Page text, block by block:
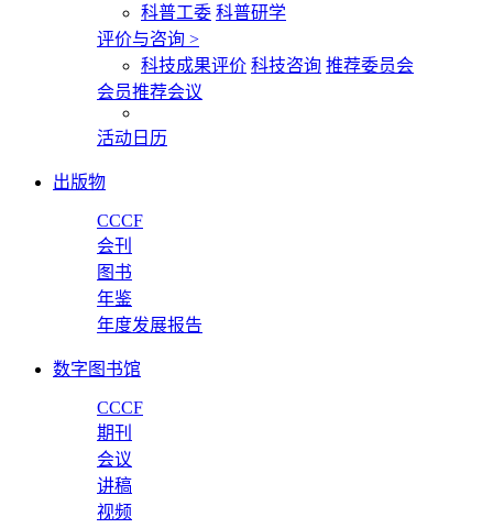
科普工委 科普研学
评价与咨询 >
科技成果评价 科技咨询 推荐委员会
会员推荐会议
活动日历
出版物
CCCF
会刊
图书
年鉴
年度发展报告
数字图书馆
CCCF
期刊
会议
讲稿
视频